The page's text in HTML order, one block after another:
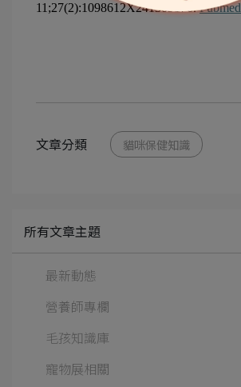
11;27(2):1098612X241309176. Pubmed
文章分類 貓咪保健知識
所有文章主題
最新動態
營養師專欄
毛孩知識庫
寵物展相關